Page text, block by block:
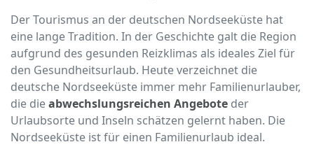
Der Tourismus an der deutschen Nordseeküste hat
eine lange Tradition. In der Geschichte galt die Region
aufgrund des gesunden Reizklimas als ideales Ziel für
den Gesundheitsurlaub. Heute verzeichnet die
deutsche Nordseeküste immer mehr Familienurlauber,
die dieabwechslungsreichen Angebote der
Urlaubsorte und Inseln schätzen gelernt haben. Die
Nordseeküste ist für einen Familienurlaub ideal.